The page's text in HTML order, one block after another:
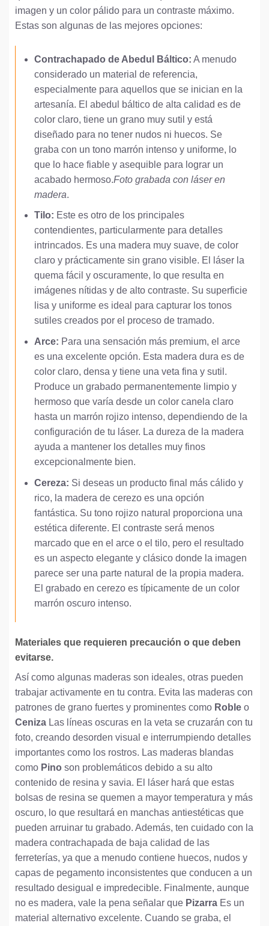
imagen y un color pálido para un contraste máximo.
Estas son algunas de las mejores opciones:
Contrachapado de Abedul Báltico: A menudo
considerado un material de referencia,
especialmente para aquellos que se inician en la
artesanía. El abedul báltico de alta calidad es de
color claro, tiene un grano muy sutil y está
diseñado para no tener nudos ni huecos. Se
graba con un tono marrón intenso y uniforme, lo
que lo hace fiable y asequible para lograr un
acabado hermoso.Foto grabada con láser en
madera.
Tilo: Este es otro de los principales
contendientes, particularmente para detalles
intrincados. Es una madera muy suave, de color
claro y prácticamente sin grano visible. El láser la
quema fácil y oscuramente, lo que resulta en
imágenes nítidas y de alto contraste. Su superficie
lisa y uniforme es ideal para capturar los tonos
sutiles creados por el proceso de tramado.
Arce: Para una sensación más premium, el arce
es una excelente opción. Esta madera dura es de
color claro, densa y tiene una veta fina y sutil.
Produce un grabado permanentemente limpio y
hermoso que varía desde un color canela claro
hasta un marrón rojizo intenso, dependiendo de la
configuración de tu láser. La dureza de la madera
ayuda a mantener los detalles muy finos
excepcionalmente bien.
Cereza: Si deseas un producto final más cálido y
rico, la madera de cerezo es una opción
fantástica. Su tono rojizo natural proporciona una
estética diferente. El contraste será menos
marcado que en el arce o el tilo, pero el resultado
es un aspecto elegante y clásico donde la imagen
parece ser una parte natural de la propia madera.
El grabado en cerezo es típicamente de un color
marrón oscuro intenso.
Materiales que requieren precaución o que deben
evitarse.
Así como algunas maderas son ideales, otras pueden
trabajar activamente en tu contra. Evita las maderas con
patrones de grano fuertes y prominentes como Roble o
Ceniza Las líneas oscuras en la veta se cruzarán con tu
foto, creando desorden visual e interrumpiendo detalles
importantes como los rostros. Las maderas blandas
como Pino son problemáticos debido a su alto
contenido de resina y savia. El láser hará que estas
bolsas de resina se quemen a mayor temperatura y más
oscuro, lo que resultará en manchas antiestéticas que
pueden arruinar tu grabado. Además, ten cuidado con la
madera contrachapada de baja calidad de las
ferreterías, ya que a menudo contiene huecos, nudos y
capas de pegamento inconsistentes que conducen a un
resultado desigual e impredecible. Finalmente, aunque
no es madera, vale la pena señalar que Pizarra Es un
material alternativo excelente. Cuando se graba, el